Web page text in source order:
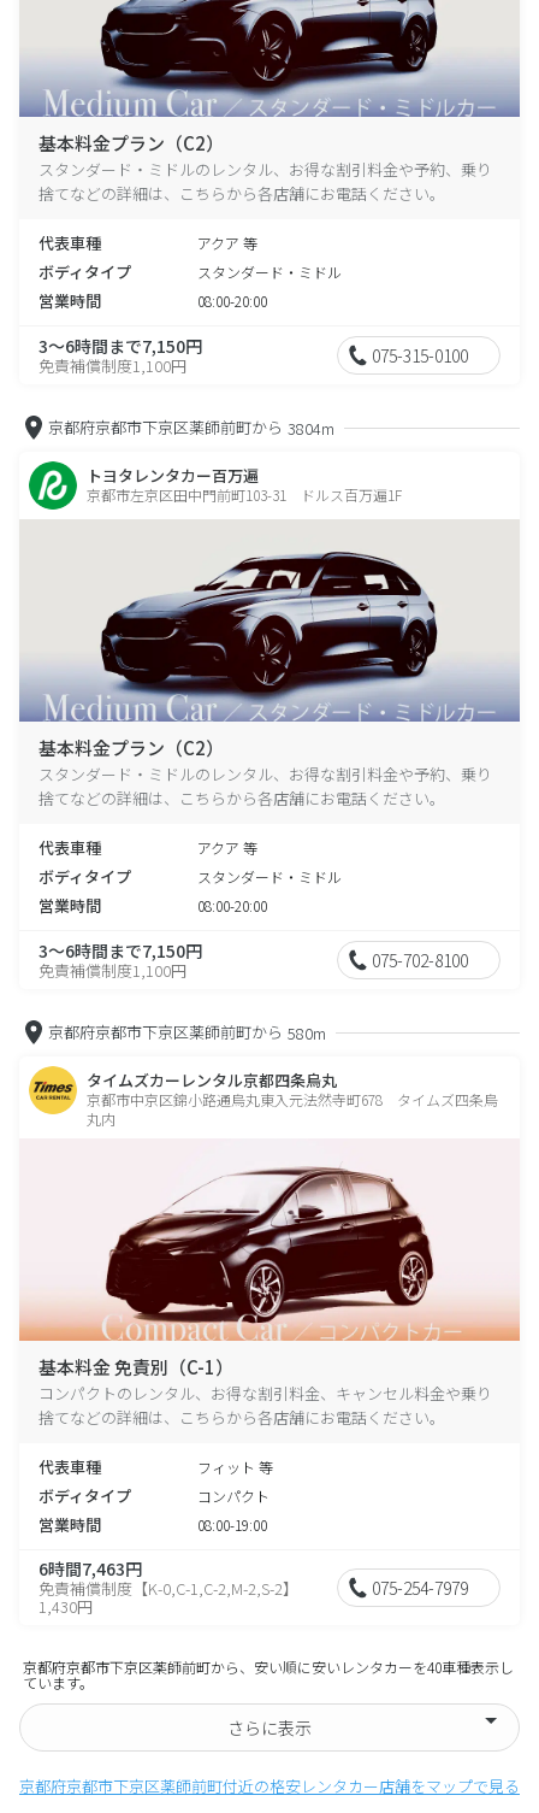
基本料金プラン（C2）
スタンダード・ミドルのレンタル、お得な割引料金や予約、乗り
捨てなどの詳細は、こちらから各店舗にお電話ください。
代表車種 アクア 等
ボディタイプ スタンダード・ミドル
営業時間 08:00-20:00
3～6時間まで7,150円
免責補償制度1,100円 075-315-0100
京都府京都市下京区薬師前町から 3804m
トヨタレンタカー百万遍
京都市左京区田中門前町103-31 ドルス百万遍1F
基本料金プラン（C2）
スタンダード・ミドルのレンタル、お得な割引料金や予約、乗り
捨てなどの詳細は、こちらから各店舗にお電話ください。
代表車種 アクア 等
ボディタイプ スタンダード・ミドル
営業時間 08:00-20:00
3～6時間まで7,150円
免責補償制度1,100円 075-702-8100
京都府京都市下京区薬師前町から 580m
タイムズカーレンタル京都四条烏丸
京都市中京区錦小路通烏丸東入元法然寺町678 タイムズ四条烏
丸内
基本料金 免責別（C-1）
コンパクトのレンタル、お得な割引料金、キャンセル料金や乗り
捨てなどの詳細は、こちらから各店舗にお電話ください。
代表車種 フィット 等
ボディタイプ コンパクト
営業時間 08:00-19:00
6時間7,463円
免責補償制度【K-0,C-1,C-2,M-2,S-2】
1,430円
075-254-7979
京都府京都市下京区薬師前町から、安い順に安いレンタカーを40車種表示し
ています。
さらに表示
京都府京都市下京区薬師前町付近の格安レンタカー店舗をマップで見る